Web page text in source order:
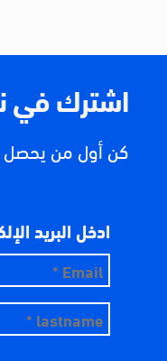
اشترك في
كن أول من يحصل
ادخل البريد